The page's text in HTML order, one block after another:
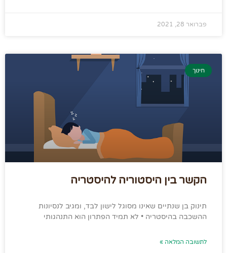
פברואר 28, 2021
חינוך
הקשר בין היסטוריה להיסטריה
תינוק בן שנתיים שאינו מסוגל לישון לבד, ומגיב לנסיונות
ההשכבה בהיסטריה • לא תמיד הפתרון הוא התנהגותי
לתשובה המלאה »